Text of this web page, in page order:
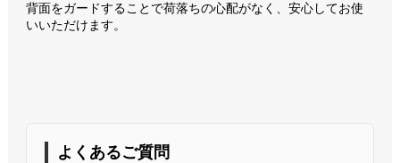
背面をガードすることで荷落ちの心配がなく、安心してお使
いいただけます。
よくあるご質問